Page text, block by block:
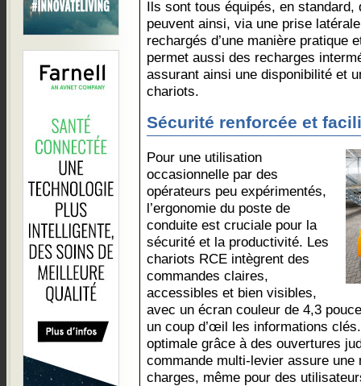
Ils sont tous équipés, en
peuvent ainsi, via une prise
rechargés d’une manière pratique
permet aussi des recharges
assurant ainsi une disponibilité et
chariots.
Sécurité renforcée et
Pour une utilisation
occasionnelle par des
opérateurs peu expérimentés,
l’ergonomie du poste de
conduite est cruciale pour la
sécurité et la productivité. Les
chariots RCE intègrent des
commandes claires,
accessibles et bien visibles,
avec un écran couleur de 4,3
un coup d’œil les informations
optimale grâce à des ouvertures
commande multi-levier assure une
charges, même pour des